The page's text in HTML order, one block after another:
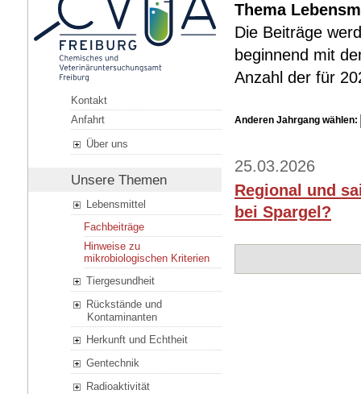
Kontakt
Anfahrt
Über uns
Unsere Themen
Lebensmittel
Fachbeiträge
Hinweise zu
mikrobiologischen Kriterien
Tiergesundheit
Rückstände und
Kontaminanten
Herkunft und Echtheit
Gentechnik
Radioaktivität
Thema
Die Beiträge
beginnend mit
Anzahl der für
Anderen Jahrgang wählen:
25.03.2026
Regional und
bei Spargel?